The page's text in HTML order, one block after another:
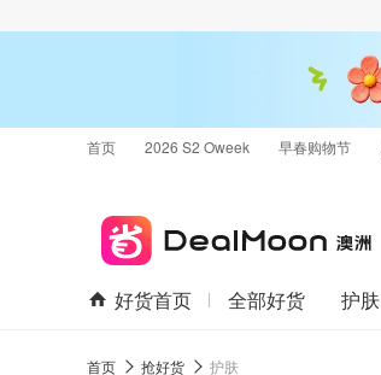
首页 2026 S2 Oweek 早春购物节
好货首页 全部好货 护肤
首页 抢好货 护肤